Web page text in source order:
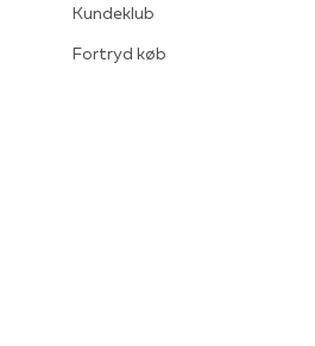
Kundeklub
Fortryd køb